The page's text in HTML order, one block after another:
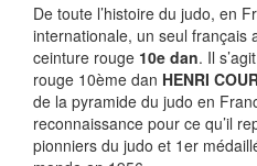
De toute l’histoire du judo, en
internationale, un seul français
ceinture rouge 10e dan. Il
rouge 10ème dan HENRI
de la pyramide du judo en
reconnaissance pour ce qu’il
pionniers du judo et 1er